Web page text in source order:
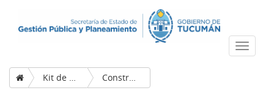
Kit de Servicios
Construcción de Identidad: Valores culturales